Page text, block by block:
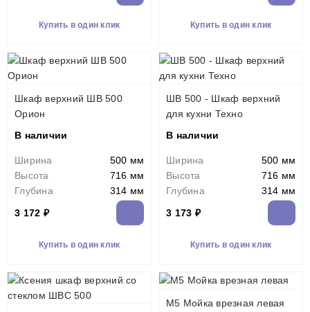
Купить в один клик Купить в один клик
Шкаф верхний ШВ 500
Орион
В наличии
Ширина
500 мм
Высота
716 мм
Глубина
314 мм
3 172 ₽
Купить в один клик
ШВ 500 - Шкаф верхний
для кухни Техно
В наличии
Ширина
500 мм
Высота
716 мм
Глубина
314 мм
3 173 ₽
Купить в один клик
М5 Мойка врезная левая